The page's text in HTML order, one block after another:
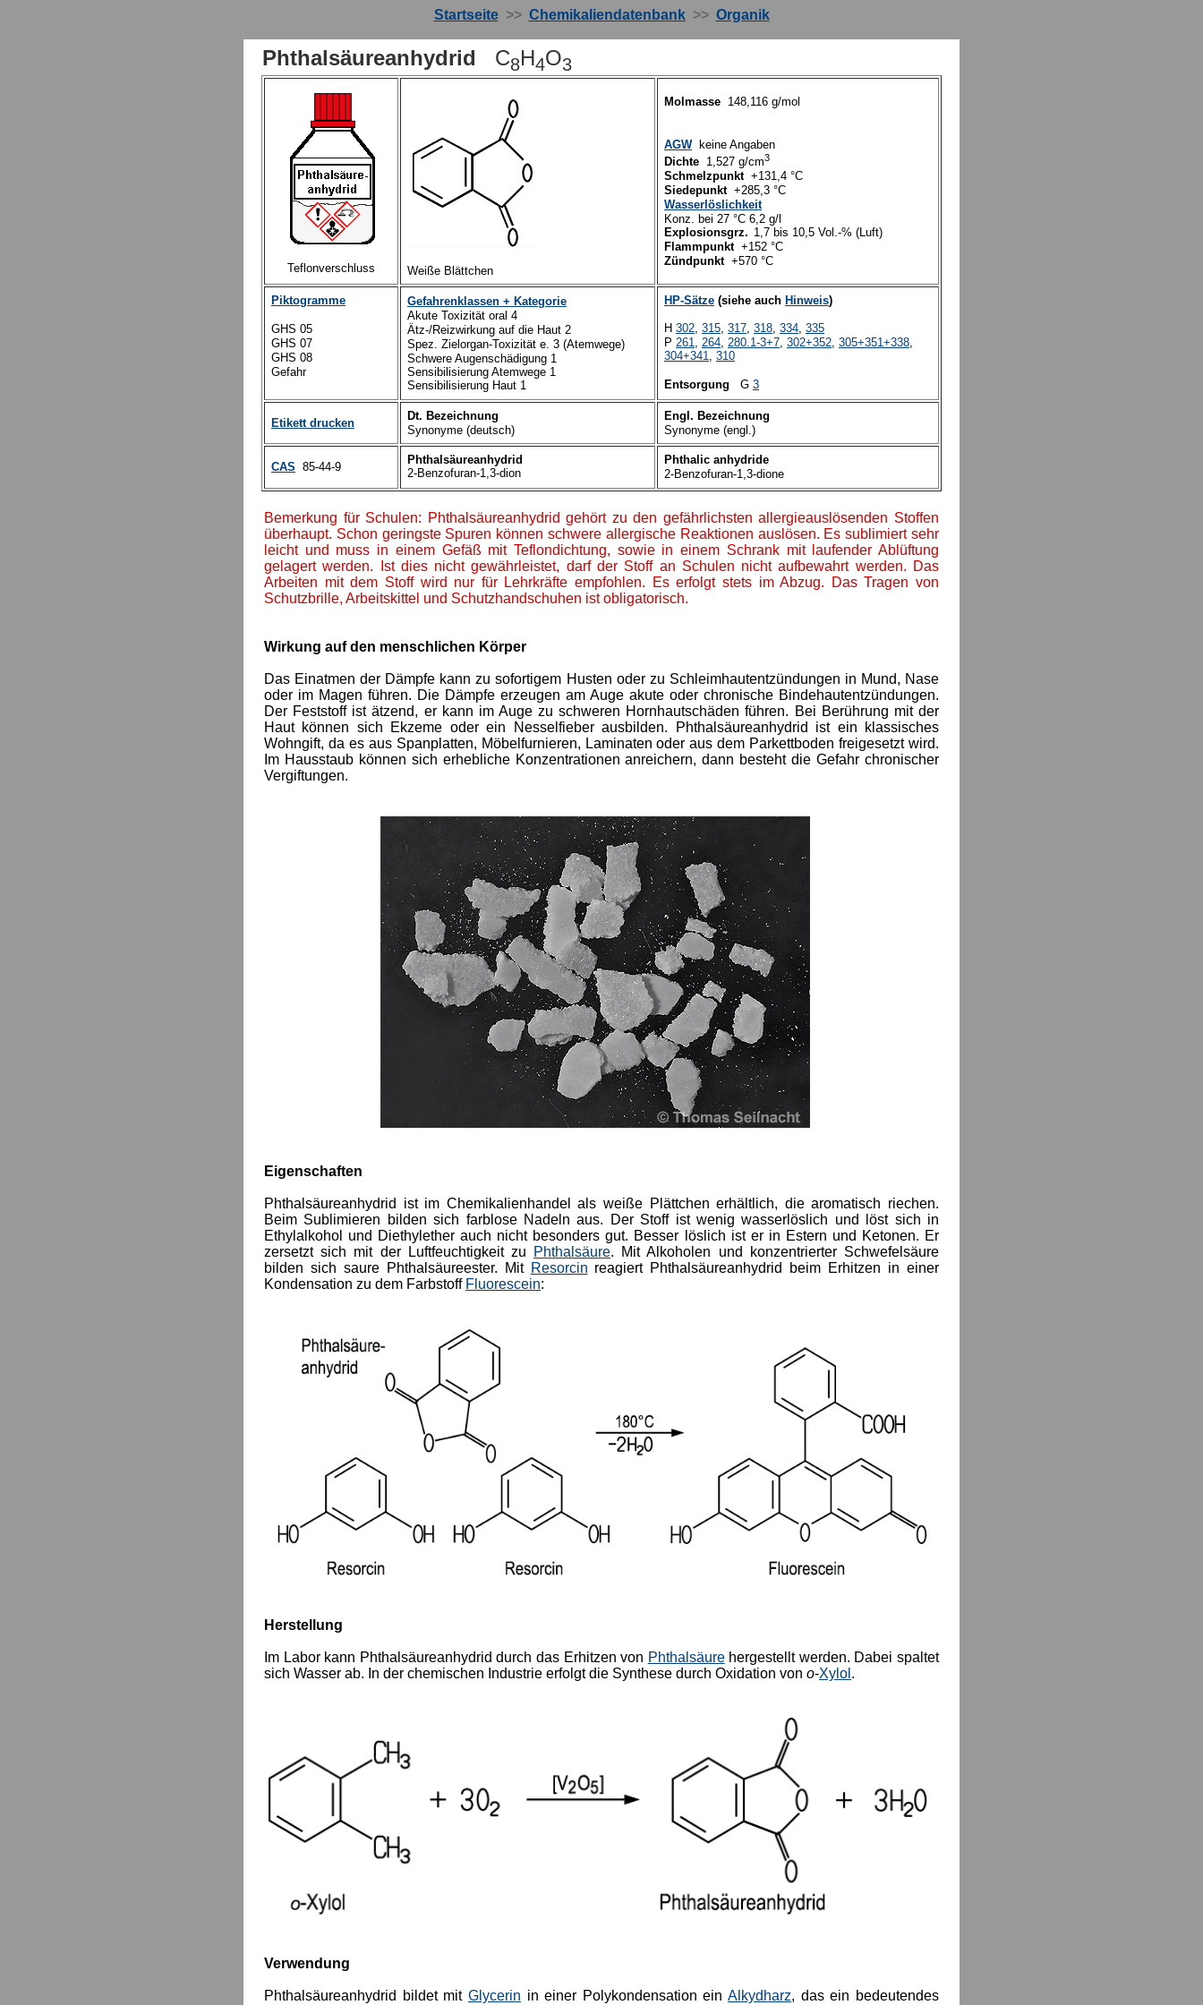
Startseite>> Chemikaliendatenbank>> Organik
Phthalsäureanhydrid C8H4O3
Teflonverschluss Weiße Blättchen
Molmasse 148,116 g/mol
AGW
keine Angaben
Dichte 1,527 g/cm3
Schmelzpunkt +131,4 °C
Siedepunkt +285,3 °C
Wasserlöslichkeit
Konz. bei 27 °C 6,2 g/l
Explosionsgrz. 1,7 bis 10,5 Vol.-% (Luft)
Flammpunkt+152 °C
Zündpunkt+570 °C
Piktogramme
GHS 05
GHS 07
GHS 08
Gefahr
Gefahrenklassen + Kategorie
Akute Toxizität oral 4
Ätz-/Reizwirkung auf die Haut 2
Spez. Zielorgan-Toxizität e. 3 (Atemwege)
Schwere Augenschädigung 1
Sensibilisierung Atemwege 1
Sensibilisierung Haut 1
HP-Sätze (siehe auch Hinweis)
H 302 315 31 7 318 334 335
P 261 264 280.1-3+7 302+352 305+351+338
304+341
310
Entsorgung G 3
Etikett drucken
Dt. Bezeichnung
Synonyme (deutsch)
Engl. Bezeichnung
Synonyme (engl.)
CAS 85-44-9
Phthalsäureanhydrid
2-Benzofuran-1,3-dion
Phthalic anhydride
2-Benzofuran-1,3-dione
Bemerkung für Schulen: Phthalsäureanhydrid gehört zu den gefährlichsten allergieauslösenden Stoffen
überhaupt. Schon geringste Spuren können schwere allergische Reaktionen auslösen. Es sublimiert sehr
leicht und muss in einem Gefäß mit Teflondichtung, sowie in einem Schrank mit laufender Ablüftung
gelagert werden. Ist dies nicht gewährleistet, darf der Stoff an Schulen nicht aufbewahrt werden. Das
Arbeiten mit dem Stoff wird nur für Lehrkräfte empfohlen. Es erfolgt stets im Abzug. Das Tragen von
Schutzbrille, Arbeitskittel und Schutzhandschuhen ist obligatorisch.
Wirkung auf den menschlichen Körper
Das Einatmen der Dämpfe kann zu sofortigem Husten oder zu Schleimhautentzündungen in Mund, Nase
oder im Magen führen. Die Dämpfe erzeugen am Auge akute oder chronische Bindehautentzündungen.
Der Feststoff ist ätzend, er kann im Auge zu schweren Hornhautschäden führen. Bei Berührung mit der
Haut können sich Ekzeme oder ein Nesselfieber ausbilden. Phthalsäureanhydrid ist ein klassisches
Wohngift, da es aus Spanplatten, Möbelfurnieren, Laminaten oder aus dem Parkettboden freigesetzt wird.
Im Hausstaub können sich erhebliche Konzentrationen anreichern, dann besteht die Gefahr chronischer
Vergiftungen.
Eigenschaften
Phthalsäureanhydrid ist im Chemikalienhandel als weiße Plättchen erhältlich, die aromatisch riechen.
Beim Sublimieren bilden sich farblose Nadeln aus. Der Stoff ist wenig wasserlöslich und löst sich in
Ethylalkohol und Diethylether auch nicht besonders gut. Besser löslich ist er in Estern und Ketonen. Er
zersetzt sich mit der Luftfeuchtigkeit zu
Phthalsäure. Mit Alkoholen und konzentrierter Schwefelsäure
bilden sich saure Phthalsäureester. Mit Resorcin reagiert Phthalsäureanhydrid beim Erhitzen in einer
Kondensation zu dem Farbstoff Fluorescein:
Herstellung
Im Labor kann Phthalsäureanhydrid durch das Erhitzen von Phthalsäurehergestellt werden. Dabei spaltet
sich Wasser ab. In der chemischen Industrie erfolgt die Synthese durch Oxidation von o-Xylol .
Verwendung
Phthalsäureanhydrid bildet mit Glycerin in einer Polykondensation einAlkydharz, das ein bedeutendes